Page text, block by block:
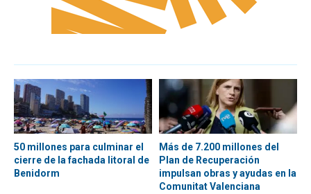
50 millones para culminar el
cierre de la fachada litoral de
Benidorm
Más de 7.200 millones del
Plan de Recuperación
impulsan obras y ayudas en la
Comunitat Valenciana